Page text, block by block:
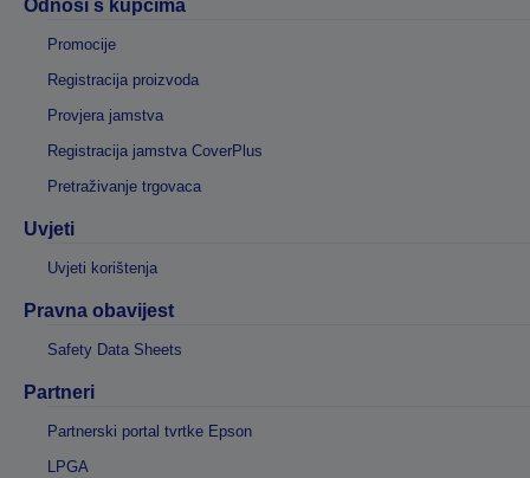
Odnosi s kupcima
Promocije
Registracija proizvoda
Provjera jamstva
Registracija jamstva CoverPlus
Pretraživanje trgovaca
Uvjeti
Uvjeti korištenja
Pravna obavijest
Safety Data Sheets
Partneri
Partnerski portal tvrtke Epson
LPGA